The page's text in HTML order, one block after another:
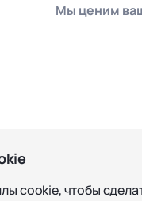
cookie, чтобы
Мы ценим